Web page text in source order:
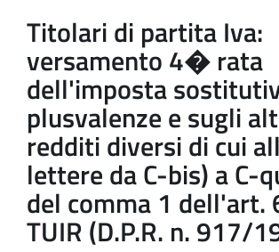
Titolari di partita Iva:
versamento 4� rata
dell'imposta
plusvalenze e sugli
redditi diversi di cui
lettere da C-bis) a C-
del comma 1 dell'art.
TUIR (D.P.R. n. 917/